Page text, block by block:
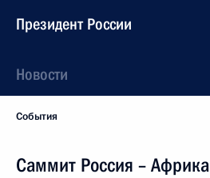
Президент России
Новости
События
Саммит Россия – Африка